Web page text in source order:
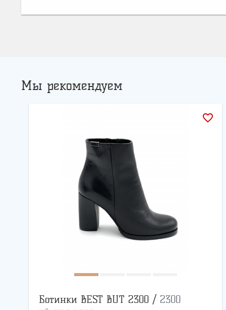
Мы рекомендуем
favorite_border
Ботинки BEST BUT 2300 / 2300